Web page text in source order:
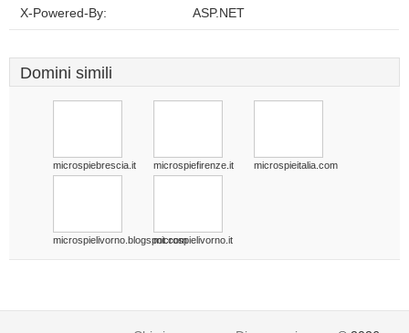
X-Powered-By: ASP.NET
Domini simili
microspiebrescia.it microspiefirenze.it microspieitalia.com
microspielivorno.blogspot.commicrospielivorno.it